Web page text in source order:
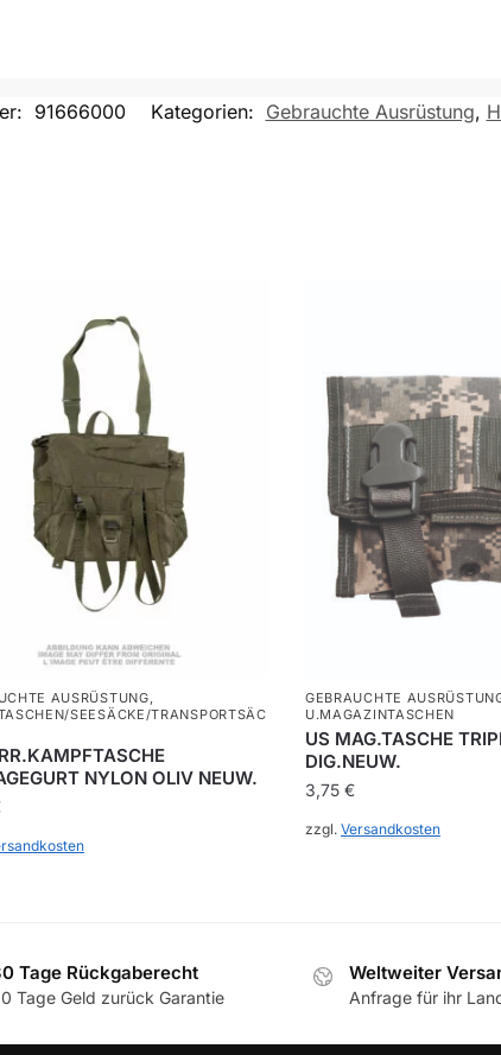
91666000 Kategorien: Gebrauchte Ausrüstung,
AUSRÜSTUNG,
SEESÄCKE/TRANSPORTSÄC
NYLON OLIV NEUW.
GEBRAUCHTE
U.MAGAZINTASCHEN
US MAG.TASCHE
DIG.NEUW.
3,75 €
zzgl. Versandkosten
Tage Rückgaberecht
Tage Geld zurück Garantie
Weltweiter
Anfrage für ihr